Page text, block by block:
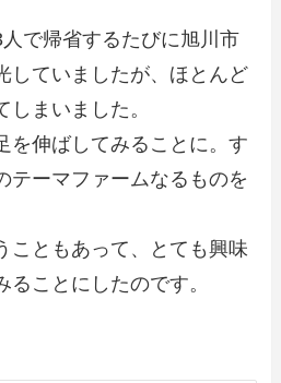
で帰省するたびに旭川市
していましたが、ほとんど
まいました。
を伸ばしてみることに。す
テーマファームなるものを
こともあって、とても興味
ことにしたのです。